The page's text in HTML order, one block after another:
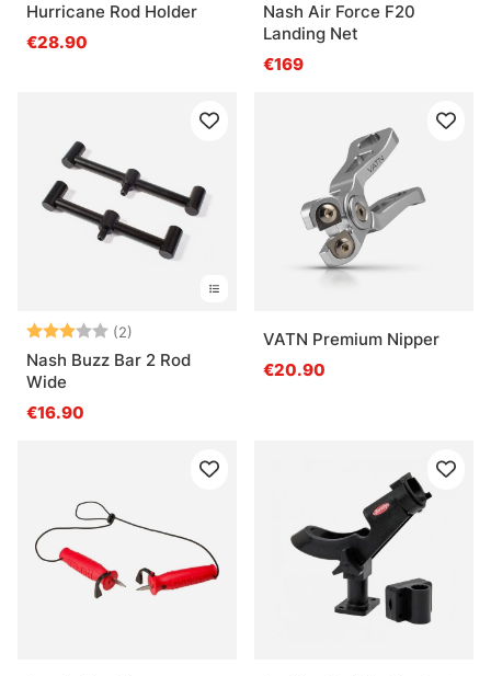
Qu’est-ce que les outils et accessoires de pêche
Qu’est-ce qu’un accessoire vraiment utile sur
l’eau ?
Qu’est-ce qu’un bon choix pour débuter ?
Hurricane Rod Holder
€28.90
Nash Air Force F20
Landing Net
€169
Note: (2)
Nash Buzz Bar 2 Rod
Wide
€16.90
VATN Premium Nipper
€20.90